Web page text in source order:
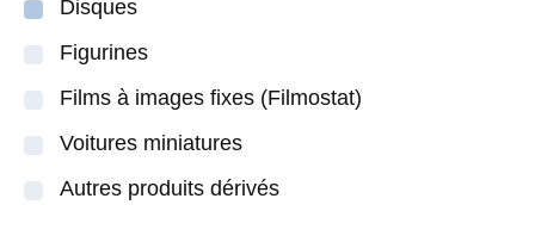
Disques
Figurines
Films à images fixes (Filmostat)
Voitures miniatures
Autres produits dérivés